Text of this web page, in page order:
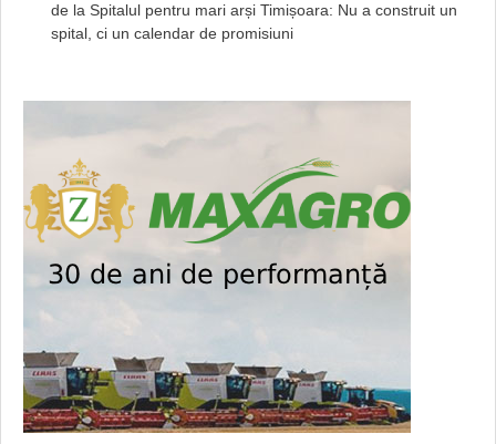
de la Spitalul pentru mari arși Timișoara: Nu a construit un
spital, ci un calendar de promisiuni